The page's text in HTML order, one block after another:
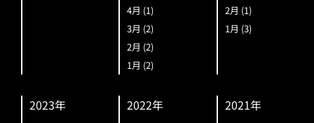
4月 (1)
3月 (2)
2月 (2)
1月 (2)
2月 (1)
1月 (3)
2023年 2022年 2021年